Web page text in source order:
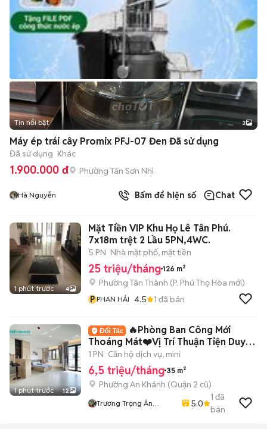
Tin nổi bật 3
Máy ép trái cây Promix PFJ-07 Đen Đã sử dụng
Đã sử dụng Khác
1.900.000 đ Phường Tân Sơn Nhì
Hà Nguyễn Bấm để hiện số Chat
1 phút trước 4
Mặt Tiền VIP Khu Họ Lê Tân Phú.
7x18m trệt 2 Lầu 5PN,4WC.
5 PN Nhà mặt phố, mặt tiền
25 triệu/tháng 126 m²
Phường Tân Thành (P. Phú Thọ Hòa mới)
P PHAN HẢI 4.5 1 đã bán
1 phút trước 12
🔥Phòng Ban Công Mới
Thoáng Mát❤️Vị Trí Thuận Tiện Duy
Chuyển
1 PN Căn hộ dịch vụ, mini
6,5 triệu/tháng 35 m²
Phường An Khánh (Quận 2 cũ)
Trương Trọng Ân
5.0
1 đã
bán